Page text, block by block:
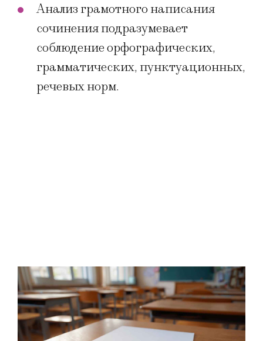
Анализ грамотного написания
сочинения подразумевает
соблюдение орфографических,
грамматических, пунктуационных,
речевых норм.